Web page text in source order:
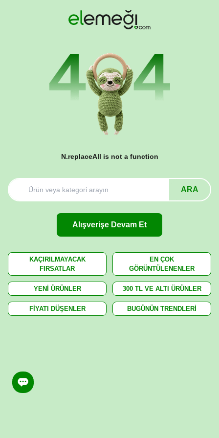
N.replaceAll is not a function
ARA
Alışverişe Devam Et
KAÇIRILMAYACAK
FIRSATLAR
EN ÇOK
GÖRÜNTÜLENENLER
YENİ ÜRÜNLER 300 TL VE ALTI ÜRÜNLER
FİYATI DÜŞENLER BUGÜNÜN TRENDLERİ